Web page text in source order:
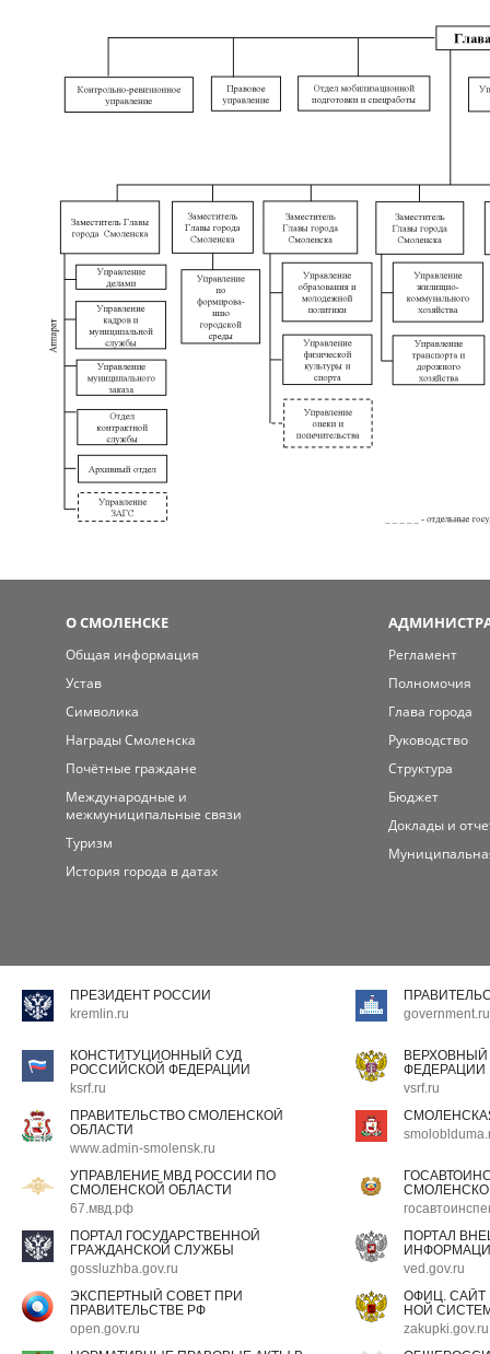
О СМОЛЕНСКЕ
Общая информация
Устав
Символика
Награды Смоленска
Почётные граждане
Международные и
межмуниципальные связи
Туризм
История города в датах
Регламент
Полномочия
Глава города
Руководство
Структура
Бюджет
Доклады и
ПРЕЗИДЕНТ РОССИИ
kremlin.ru
government.ru
КОНСТИТУЦИОННЫЙ СУД
РОССИЙСКОЙ ФЕДЕРАЦИИ
ksrf.ru
ФЕДЕРАЦИИ
vsrf.ru
ПРАВИТЕЛЬСТВО СМОЛЕНСКОЙ
ОБЛАСТИ
www.admin-smolensk.ru
УПРАВЛЕНИЕ МВД РОССИИ ПО
СМОЛЕНСКОЙ ОБЛАСТИ
67.мвд.рф
ПОРТАЛ ГОСУДАРСТВЕННОЙ
ГРАЖДАНСКОЙ СЛУЖБЫ
gossluzhba.gov.ru
ПОРТАЛ
ved.gov.ru
ЭКСПЕРТНЫЙ СОВЕТ ПРИ
ПРАВИТЕЛЬСТВЕ РФ
open.gov.ru
ОФИЦ.
НОЙ
zakupki.gov.ru